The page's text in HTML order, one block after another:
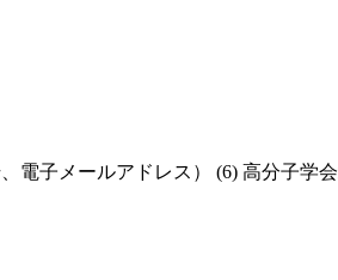
子メールアドレス） (6) 高分子学